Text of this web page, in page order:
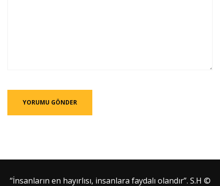
“İnsanların en hayırlısı, insanlara faydalı olandır”. S.H ©